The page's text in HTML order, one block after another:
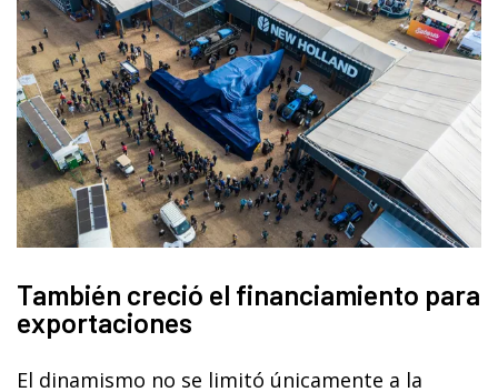
También creció el financiamiento para
exportaciones
El dinamismo no se limitó únicamente a la